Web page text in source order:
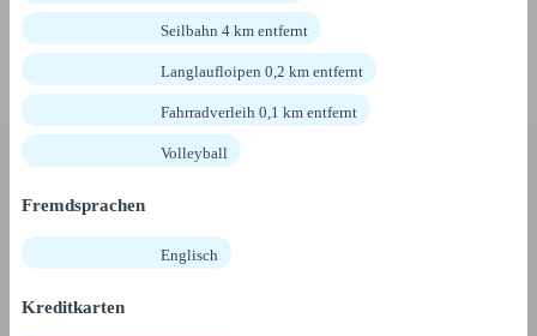
Seilbahn 4 km entfernt
Langlaufloipen 0,2 km entfernt
Fahrradverleih 0,1 km entfernt
Volleyball
Fremdsprachen
Englisch
Kreditkarten